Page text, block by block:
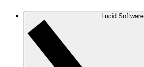
Lucid Software